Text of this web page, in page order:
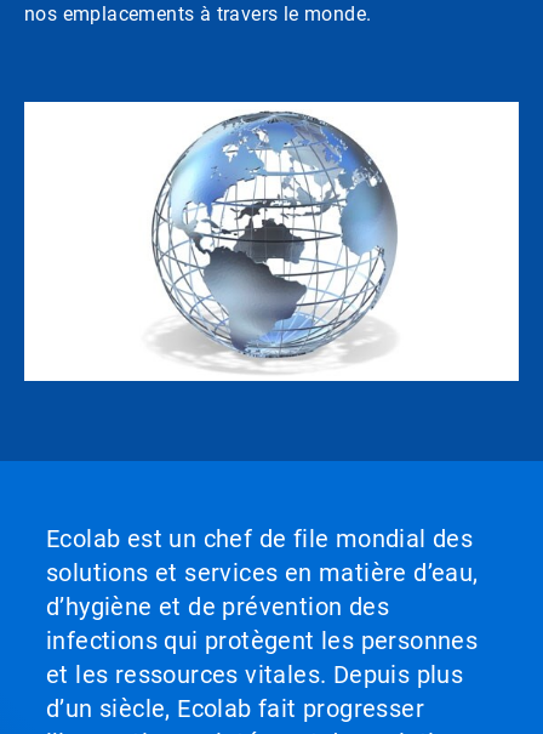
nos emplacements à travers le monde.
Ecolab est un chef de file mondial des
solutions et services en matière d’eau,
d’hygiène et de prévention des
infections qui protègent les personnes
et les ressources vitales. Depuis plus
d’un siècle, Ecolab fait progresser